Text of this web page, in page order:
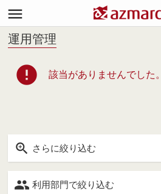

運用管理
error 該当がありませんでした。
 さらに絞り込む
 利用部門で絞り込む